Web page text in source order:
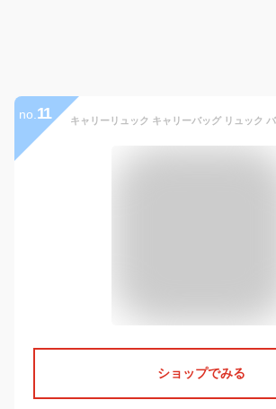
no. 11
ショップでみる